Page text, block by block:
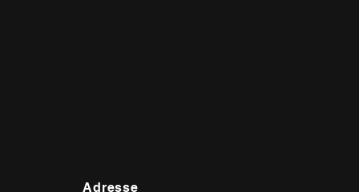
Adresse